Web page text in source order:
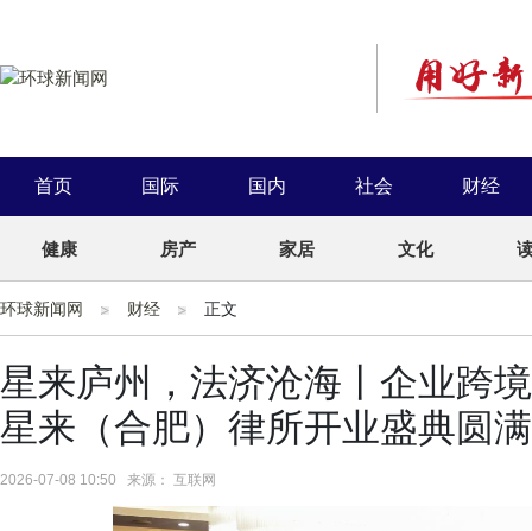
首页 国际 国内 社会 财经
健康 房产 家居 文化
环球新闻网 财经 正文
星来庐州，法济沧海丨企业跨
星来（合肥）律所开业盛典圆
2026-07-08 10:50 来源： 互联网